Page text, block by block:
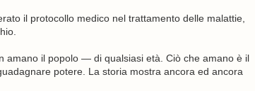
il protocollo medico nel trattamento delle malattie,
amano il popolo — di qualsiasi età. Ciò che amano è il
potere. La storia mostra ancora ed ancora